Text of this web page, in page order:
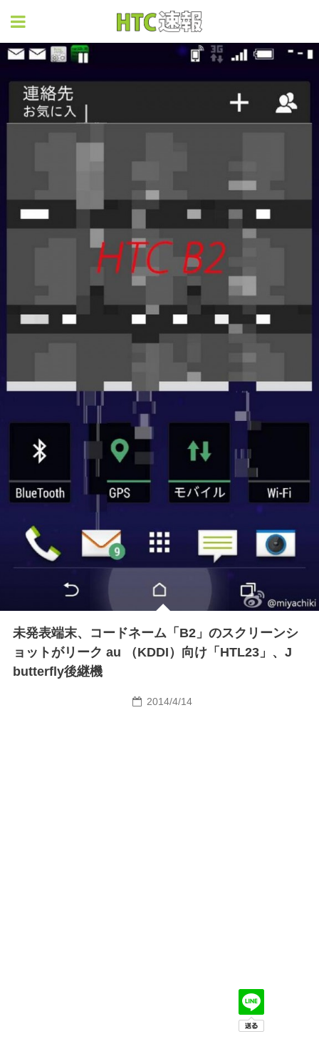
未発表端末、コードネーム「B2」のスクリーンシ
ョットがリーク au （KDDI）向け「HTL23」、J
butterfly後継機
2014/4/14